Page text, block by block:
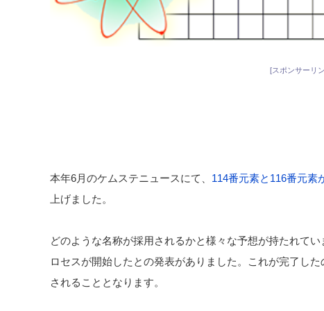
[スポンサーリ
本年6月のケムステニュースにて、 114番元素と116番元素
上げました。
どのような名称が採用されるかと様々な予想が持たれて
ロセスが開始したとの発表がありました。これが完了し
されることとなります。